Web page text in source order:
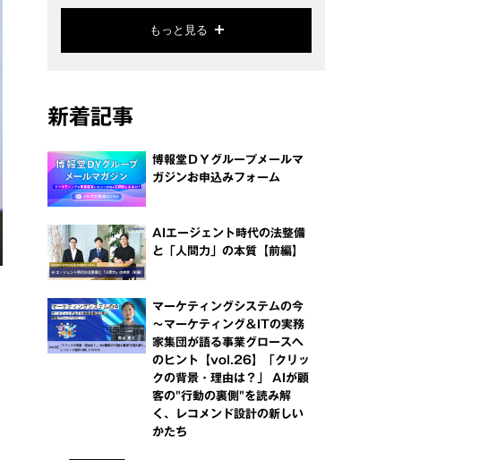
もっと見る
新着記事
博報堂ＤＹグループメールマ
ガジンお申込みフォーム
AIエージェント時代の法整備
と「人間力」の本質【前編】
マーケティングシステムの今
～マーケティング＆ITの実務
家集団が語る事業グロースへ
のヒント【vol.26】「クリッ
クの背景・理由は？」 AIが顧
客の"行動の裏側"を読み解
く、レコメンド設計の新しい
かたち